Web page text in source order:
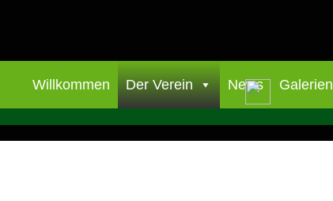
Willkommen Der Verein News Galerien